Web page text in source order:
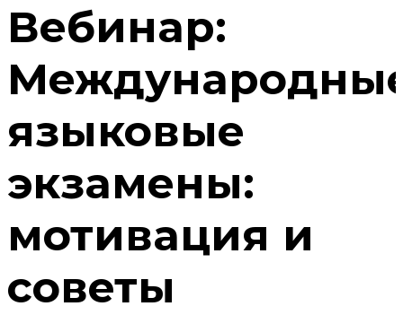
Вебинар:
языковые
экзамены:
мотивация и
советы